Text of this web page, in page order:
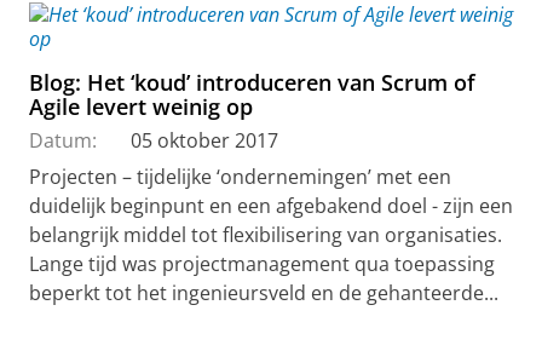
Blog: Het ‘koud’ introduceren van Scrum of
Agile levert weinig op
Datum:
05 oktober 2017
Projecten – tijdelijke ‘ondernemingen’ met een
duidelijk beginpunt en een afgebakend doel - zijn een
belangrijk middel tot flexibilisering van organisaties.
Lange tijd was projectmanagement qua toepassing
beperkt tot het ingenieursveld en de gehanteerde...